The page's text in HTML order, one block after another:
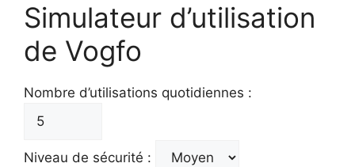
Simulateur d’utilisation
de Vogfo
Nombre d’utilisations quotidiennes :
Niveau de sécurité :